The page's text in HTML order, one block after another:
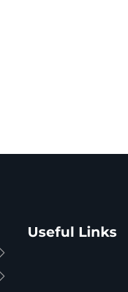
Useful Links